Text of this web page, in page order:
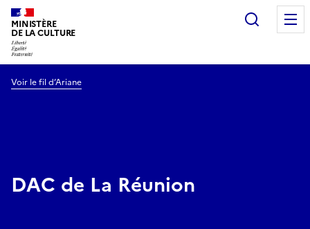
MINISTÈRE
DE LA CULTURE
Voir le fil d’Ariane
DAC de La Réunion